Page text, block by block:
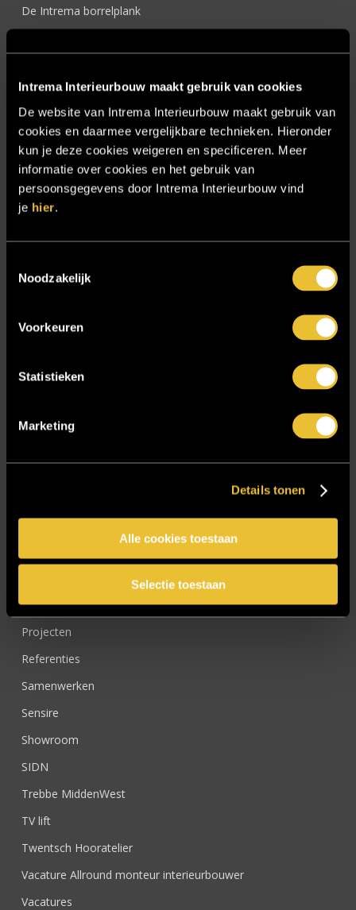
Intrema Interieurbouw maakt gebruik van cookies
De website van Intrema Interieurbouw maakt gebruik van
cookies en daarmee vergelijkbare technieken. Hieronder
kun je deze cookies weigeren en specificeren. Meer
informatie over cookies en het gebruik van
persoonsgegevens door Intrema Interieurbouw vind
je hier.
Noodzakelijk
Voorkeuren
Statistieken
Marketing
Details tonen
Alle cookies toestaan
Selectie toestaan
De Intrema borrelplank
Hotel Chique Master Bedroom
Interieur Design
Interieur op maat
Interieurbouw Almelo
Interieurbouw Hengelo
Intratuin Almelo
Keukens
Particulier project: Luxueuze elegantie
Particulier project: Stijlvolle Woonvilla
Particulier project: Woonvilla met exclusief maatwerk
Projecten
Referenties
Samenwerken
Sensire
Showroom
SIDN
Trebbe MiddenWest
TV lift
Twentsch Hooratelier
Vacature Allround monteur interieurbouwer
Vacatures